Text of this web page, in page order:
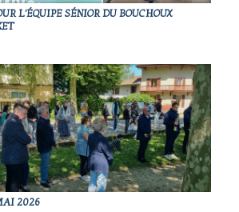
L'ÉQUIPE SÉNIOR DU BOUCHOUX
2026